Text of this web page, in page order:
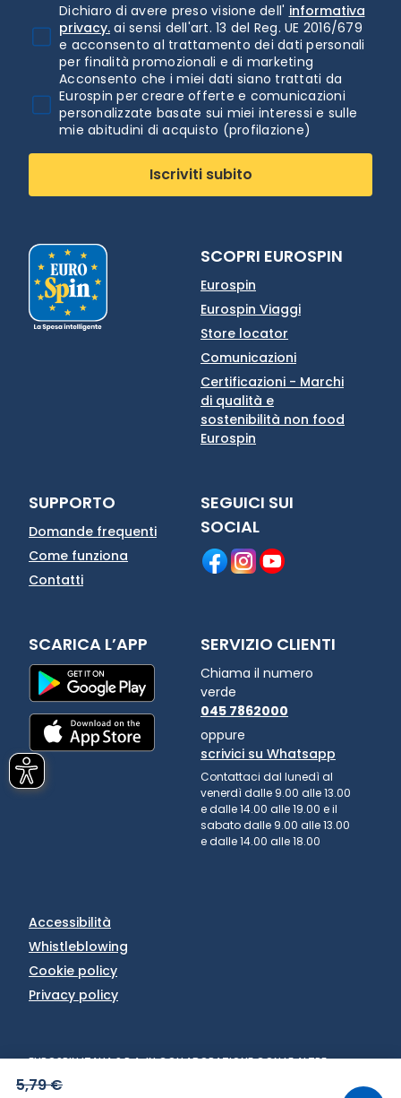
5,79 €
Dichiaro di avere preso visione dell' informativa
privacy. ai sensi dell'art. 13 del Reg. UE 2016/679
e acconsento al trattamento dei dati personali
per finalità promozionali e di marketing
Acconsento che i miei dati siano trattati da
Eurospin per creare offerte e comunicazioni
personalizzate basate sui miei interessi e sulle
mie abitudini di acquisto (profilazione)
Iscriviti subito
SCOPRI EUROSPIN
Eurospin
Eurospin Viaggi
Store locator
Comunicazioni
Certificazioni - Marchi
di qualità e
sostenibilità non food
Eurospin
SUPPORTO
Domande frequenti
Come funziona
Contatti
SEGUICI SUI
SOCIAL
SCARICA L’APP SERVIZIO CLIENTI
Chiama il numero
verde
045 7862000
oppure
scrivici su Whatsapp
Contattaci dal lunedì al
venerdì dalle 9.00 alle 13.00
e dalle 14.00 alle 19.00 e il
sabato dalle 9.00 alle 13.00
e dalle 14.00 alle 18.00
Accessibilità
Whistleblowing
Cookie policy
Privacy policy
EUROSPIN ITALIA S.P.A. IN COLLABORAZIONE CON LE ALTRE
SOCIETÀ DEL GRUPPO - VIA CAMPALTO 3/D - 37036 SAN
MARTINO BUON ALBERGO (VR) - FAX +39 045 8782333 - PARTITA